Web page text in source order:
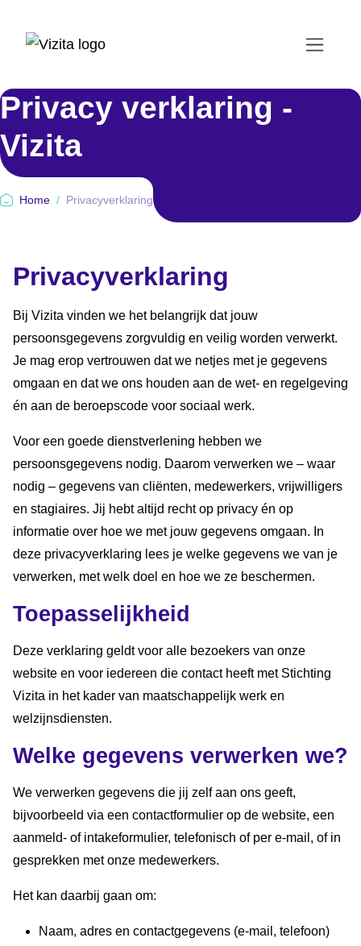
Privacy verklaring -
Vizita
Home / Privacyverklaring
Privacyverklaring
Bij Vizita vinden we het belangrijk dat jouw
persoonsgegevens zorgvuldig en veilig worden verwerkt.
Je mag erop vertrouwen dat we netjes met je gegevens
omgaan en dat we ons houden aan de wet- en regelgeving
én aan de beroepscode voor sociaal werk.
Voor een goede dienstverlening hebben we
persoonsgegevens nodig. Daarom verwerken we – waar
nodig – gegevens van cliënten, medewerkers, vrijwilligers
en stagiaires. Jij hebt altijd recht op privacy én op
informatie over hoe we met jouw gegevens omgaan. In
deze privacyverklaring lees je welke gegevens we van je
verwerken, met welk doel en hoe we ze beschermen.
Toepasselijkheid
Deze verklaring geldt voor alle bezoekers van onze
website en voor iedereen die contact heeft met Stichting
Vizita in het kader van maatschappelijk werk en
welzijnsdiensten.
Welke gegevens verwerken we?
We verwerken gegevens die jij zelf aan ons geeft,
bijvoorbeeld via een contactformulier op de website, een
aanmeld- of intakeformulier, telefonisch of per e-mail, of in
gesprekken met onze medewerkers.
Het kan daarbij gaan om:
Naam, adres en contactgegevens (e-mail, telefoon)